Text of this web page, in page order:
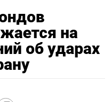
на
об ударах